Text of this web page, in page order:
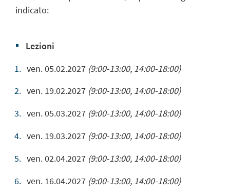
indicato:
Lezioni
ven. 05.02.2027 (9:00-13:00, 14:00-18:00)
ven. 19.02.2027 (9:00-13:00, 14:00-18:00)
ven. 05.03.2027 (9:00-13:00, 14:00-18:00)
ven. 19.03.2027 (9:00-13:00, 14:00-18:00)
ven. 02.04.2027 (9:00-13:00, 14:00-18:00)
ven. 16.04.2027 (9:00-13:00, 14:00-18:00)